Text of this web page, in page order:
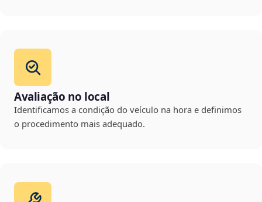
Avaliação no local
Identificamos a condição do veículo na hora e definimos
o procedimento mais adequado.